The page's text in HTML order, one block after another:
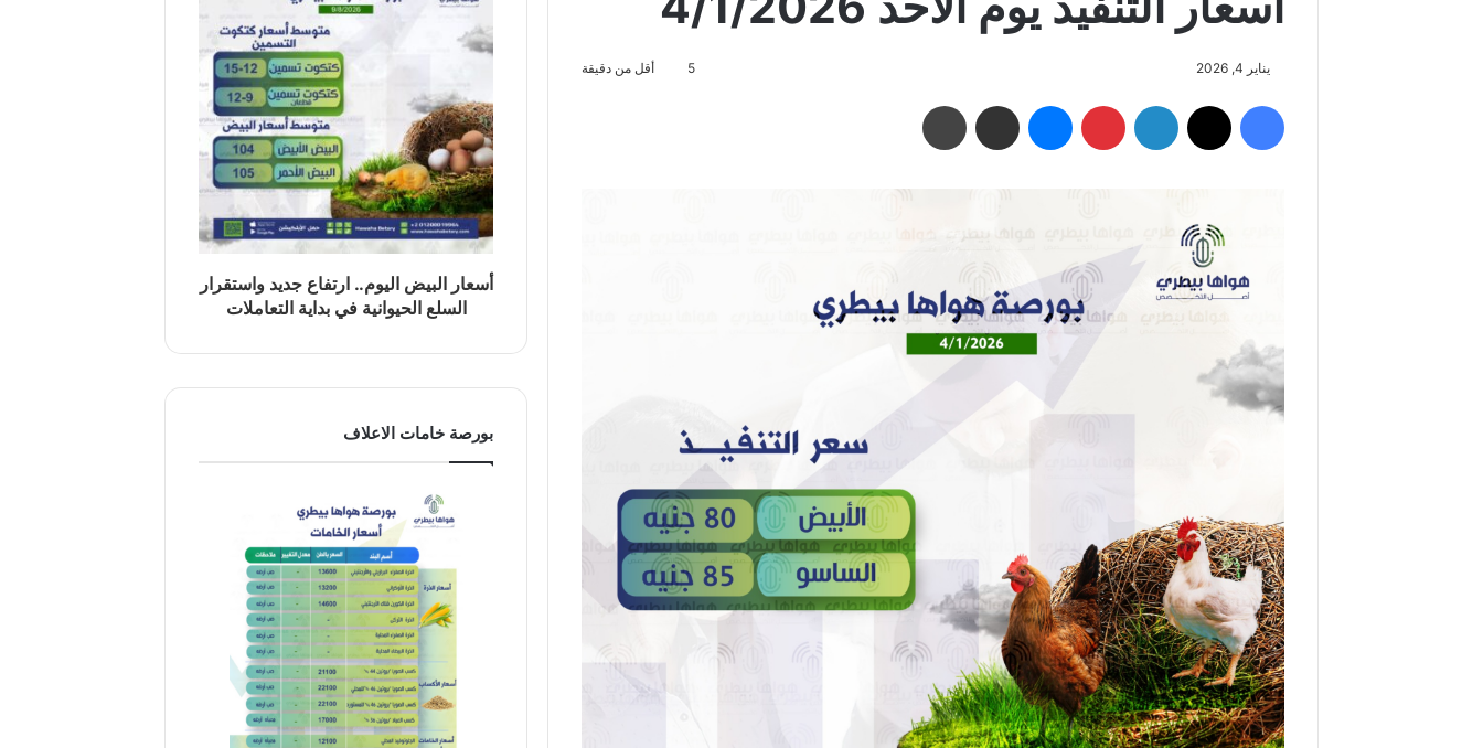
يناير 4, 2026 5 أقل من دقيقة
فيسبوك لينكدإن بينتيريست ماسنجر مشاركة عبر البريد
أسعار البيض اليوم.. ارتفاع جديد واستقرار
السلع الحيوانية في بداية التعاملات
بورصة خامات الاعلاف